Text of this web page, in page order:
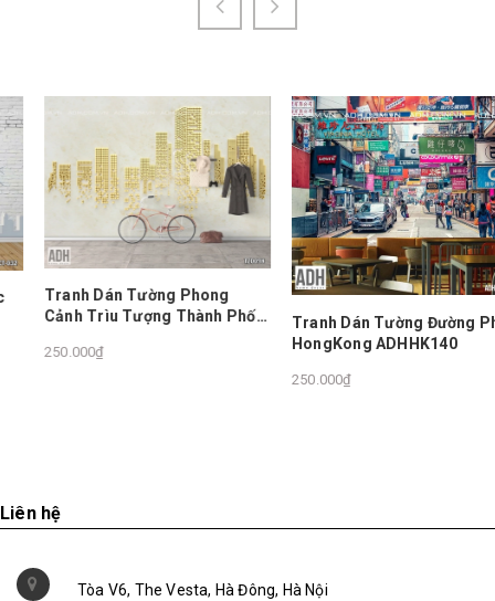
Tranh Dán Tường Phong
Cảnh Trìu Tượng Thành Phố
250.000₫
Tranh Dán Tường Đường Phố
HongKong ADHHK140
250.000₫
Liên hệ
Tòa V6, The Vesta, Hà Đông, Hà Nội